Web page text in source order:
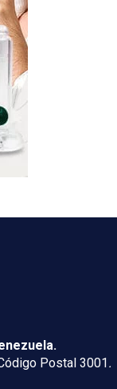
Postal 3001.